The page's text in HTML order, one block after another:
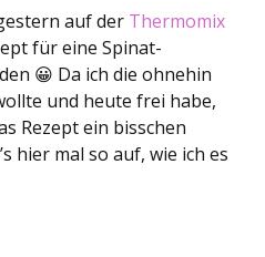
auf der Thermomix
für eine Spinat-
😀 Da ich die ohnehin
und heute frei habe,
Rezept ein bisschen
hier mal so auf, wie ich es